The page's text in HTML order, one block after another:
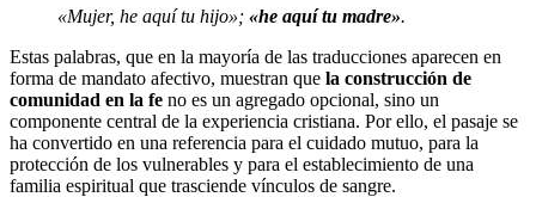
«Mujer, he aquí tu hijo»; «he aquí tu madre».
Estas palabras, que en la mayoría de las traducciones aparecen en
forma de mandato afectivo, muestran que la construcción de
comunidad en la fe no es un agregado opcional, sino un
componente central de la experiencia cristiana. Por ello, el pasaje se
ha convertido en una referencia para el cuidado mutuo, para la
protección de los vulnerables y para el establecimiento de una
familia espiritual que trasciende vínculos de sangre.